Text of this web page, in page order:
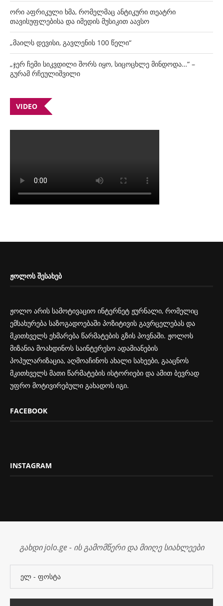
ორი აფრიკული ხმა, რომელმაც ანტიკური თეატრი
თავისუფლებისა და იმედის მუსიკით აავსო
„მაილს დევისი, გავლენის 100 წელი“
„ჯერ ჩემი სიკვდილი შორს იყო, სიცოცხლე მინდოდა…“ –
გურამ რჩეულიშვილი
VIDEO
ᲟᲝᲚᲝᲡ ᲨᲔᲡᲐᲮᲔᲑ
ჟოლო არის სამოტივაციო ინტერნეტ ჟურნალი, რომელიც
ემსახურება საზოგადოებაში პოზიტივის გავრცელებას და
მკითხველს ეხმარება წარმატების გზის პოვნაში. ჟოლოს
მიზანია მოახდინოს საინტერესო ადამიანების
პოპულარიზაცია, აღმოაჩინოს ახალი სახეები, გააცნოს
მკითხველს მათი წარმატების ისტორიები და ამით ბევრად
უფრო მოტივირებული გახადოს იგი.
FACEBOOK
INSTAGRAM
გახდი jolo.ge - ის გამომწერი და მიიღე სიახლეები